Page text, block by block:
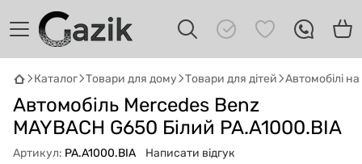
Каталог Товари для дому Товари для дітей Автомобілі
Автомобіль Mercedes Benz
MAYBACH G650 Білий PA.A1000.BIA
Артикул: PA.A1000.BIA Написати відгук
GAZIKAI
Онлайн · пошук техніки